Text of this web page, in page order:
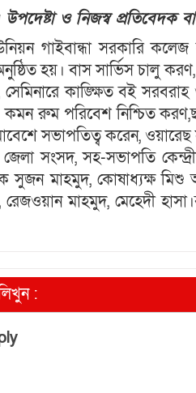
ও নিজস্ব প্রতিবেদক
গাইবান্ধা সরকারি
হয়। বাস সার্ভিস চালু
কাঙ্ক্ষিত বই সরবরাহ
রুম পরিবেশ নিশ্চিত
সভাপতিত্ব করেন,
জেলা সংসদ, সহ-সভাপতি
সুজন মাহমুদ, কোষাধ্যক্ষ মিশু
মাহমুদ, মেহেদী
: